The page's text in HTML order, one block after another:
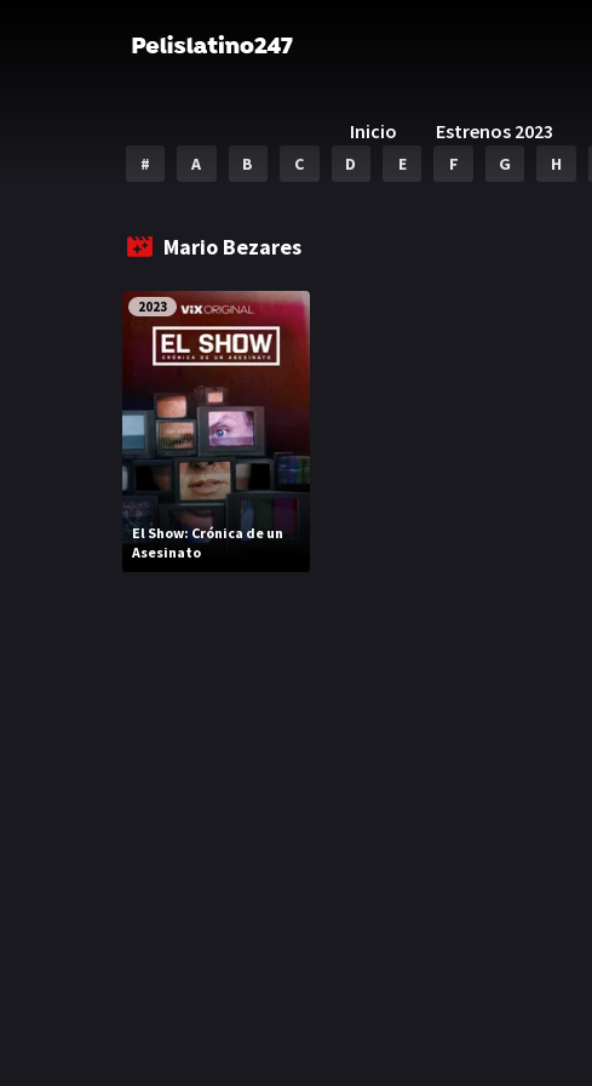
Inicio Estrenos 2023
# A B C D E F G H
Mario Bezares
2023
El Show: Crónica de un
Asesinato